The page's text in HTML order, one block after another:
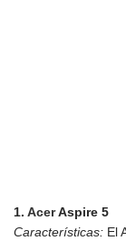
1. AcerAspire 5
Características: El